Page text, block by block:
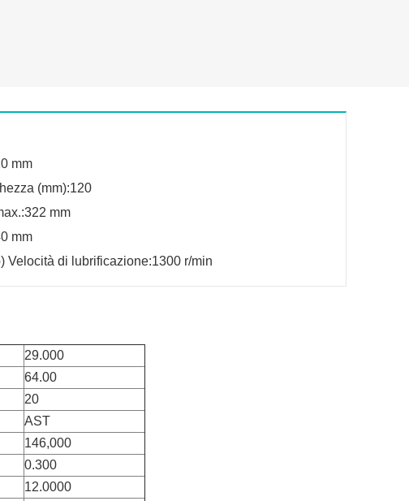
mm
(mm):120
mm
mm
Velocità di lubrificazione:1300 r/min
29.000
64.00
20
AST
146,000
0.300
12.0000